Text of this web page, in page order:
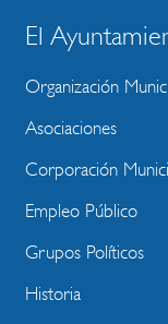
BLOQUE
MENU
WEBSITE
El
Organización
Asociaciones
Corporación
Empleo Público
Grupos Políticos
Historia